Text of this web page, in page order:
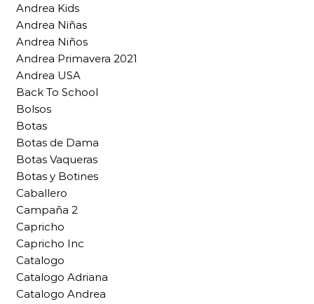
Andrea Kids
Andrea Niñas
Andrea Niños
Andrea Primavera 2021
Andrea USA
Back To School
Bolsos
Botas
Botas de Dama
Botas Vaqueras
Botas y Botines
Caballero
Campaña 2
Capricho
Capricho Inc
Catalogo
Catalogo Adriana
Catalogo Andrea